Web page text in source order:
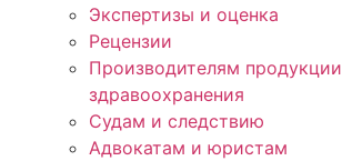
Экспертизы и оценка
Рецензии
Производителям продукции
здравоохранения
Судам и следствию
Адвокатам и юристам